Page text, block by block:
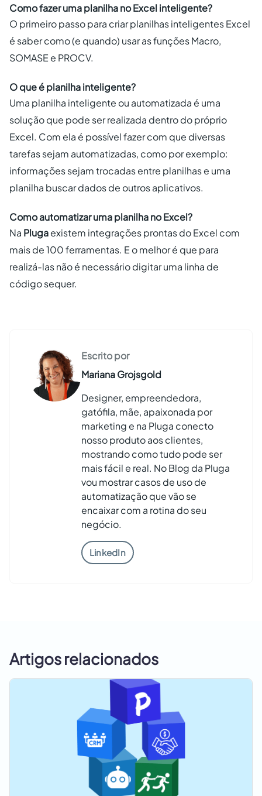
Como fazer uma planilha no Excel inteligente?
O primeiro passo para criar planilhas inteligentes Excel
é saber como (e quando) usar as funções Macro,
SOMASE e PROCV.
O que é planilha inteligente?
Uma planilha inteligente ou automatizada é uma
solução que pode ser realizada dentro do próprio
Excel. Com ela é possível fazer com que diversas
tarefas sejam automatizadas, como por exemplo:
informações sejam trocadas entre planilhas e uma
planilha buscar dados de outros aplicativos.
Como automatizar uma planilha no Excel?
Na Plugaexistem integrações prontas do Excel com
mais de 100 ferramentas. E o melhor é que para
realizá-las não é necessário digitar uma linha de
código sequer.
Escrito por
Mariana Grojsgold
Designer, empreendedora,
gatófila, mãe, apaixonada por
marketing e na Pluga conecto
nosso produto aos clientes,
mostrando como tudo pode ser
mais fácil e real. No Blog da Pluga
vou mostrar casos de uso de
automatização que vão se
encaixar com a rotina do seu
negócio.
LinkedIn
Artigos relacionados